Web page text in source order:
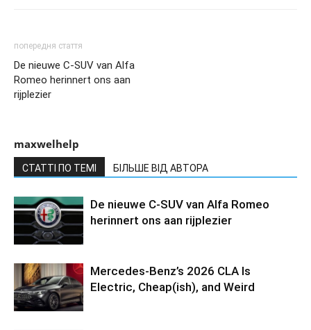
попередня стаття
De nieuwe C-SUV van Alfa
Romeo herinnert ons aan
rijplezier
maxwelhelp
СТАТТІ ПО ТЕМІ БІЛЬШЕ ВІД АВТОРА
De nieuwe C-SUV van Alfa Romeo
herinnert ons aan rijplezier
Mercedes-Benz’s 2026 CLA Is
Electric, Cheap(ish), and Weird